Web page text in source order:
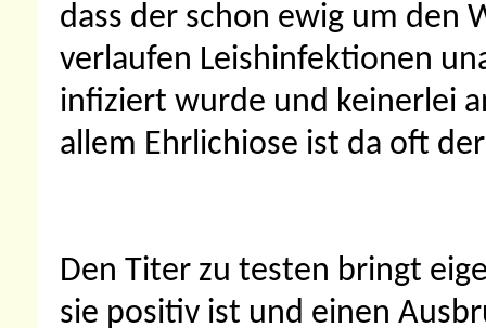
dass der schon ewig um
verlaufen Leishinfektionen
infiziert wurde und keinerlei
allem Ehrlichiose ist da oft
Den Titer zu testen bringt
sie positiv ist und einen